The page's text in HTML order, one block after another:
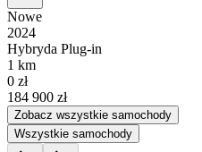
Nowe
2024
Hybryda Plug-in
1 km
0 zł
184 900 zł
Zobacz wszystkie samochody
Wszystkie samochody